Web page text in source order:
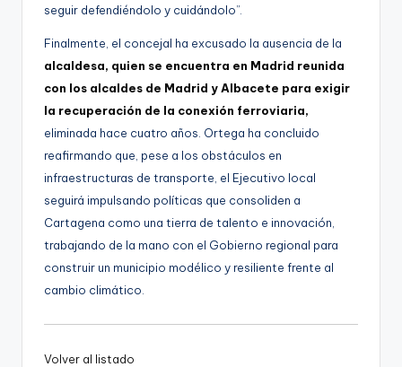
seguir defendiéndolo y cuidándolo”.
Finalmente, el concejal ha excusado la ausencia de la
alcaldesa, quien se encuentra en Madrid reunida
con los alcaldes de Madrid y Albacete para exigir
la recuperación de la conexión ferroviaria,
eliminada hace cuatro años. Ortega ha concluido
reafirmando que, pese a los obstáculos en
infraestructuras de transporte, el Ejecutivo local
seguirá impulsando políticas que consoliden a
Cartagena como una tierra de talento e innovación,
trabajando de la mano con el Gobierno regional para
construir un municipio modélico y resiliente frente al
cambio climático.
Volver al listado